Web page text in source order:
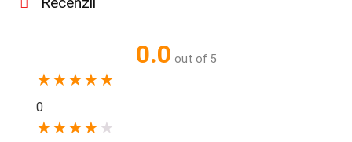
0.0 out of 5
★★★★★
0
★★★★ ★